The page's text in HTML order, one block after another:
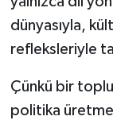
dünyasıyla,
refleksleriyle
Çünkü bir
politika